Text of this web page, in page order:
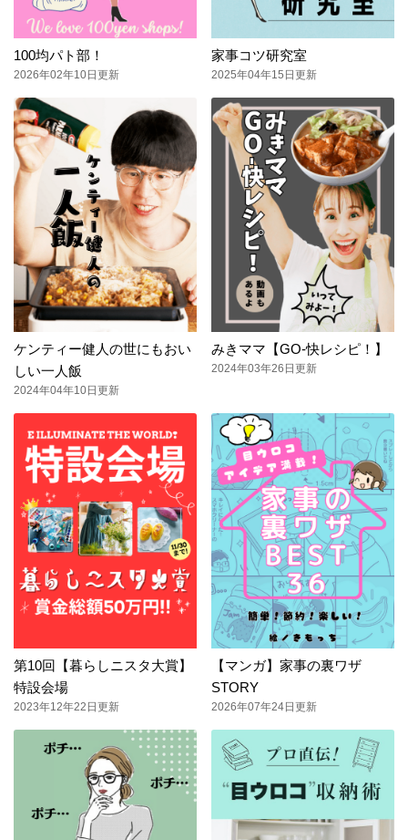
100均パト部！
2026年02年10日更新
家事コツ研究室
2025年04年15日更新
ケンティー健人の世にもおい
しい一人飯
2024年04年10日更新
みきママ【GO-快レシピ！】
2024年03年26日更新
第10回【暮らしニスタ大賞】
特設会場
2023年12年22日更新
【マンガ】家事の裏ワザ
STORY
2026年07年24日更新